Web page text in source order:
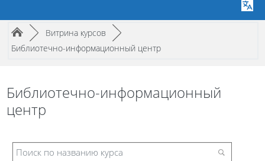
Путь к странице
/► Витрина курсов /►
Библиотечно-информационный центр
Библиотечно-информационный
центр